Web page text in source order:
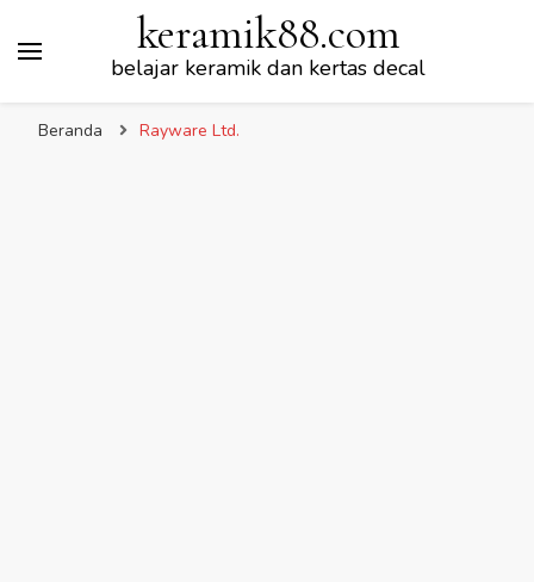
keramik88.com
belajar keramik dan kertas decal
Beranda Rayware Ltd.